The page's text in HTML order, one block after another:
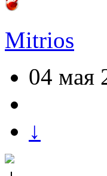
Mitrios
04 мая
↓